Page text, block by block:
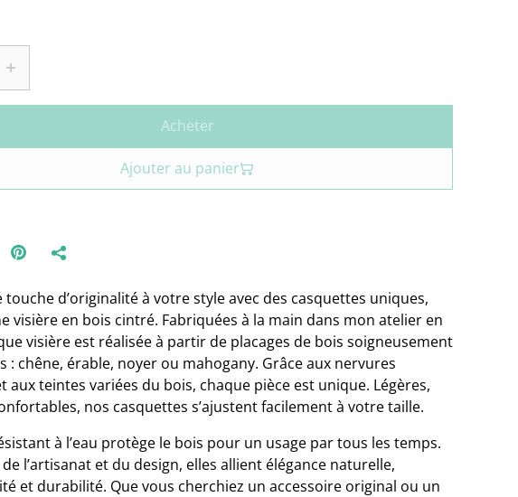
Acheter
Ajouter au panier
touche d’originalité à votre style avec des casquettes uniques,
visière en bois cintré. Fabriquées à la main dans mon atelier en
visière est réalisée à partir de placages de bois soigneusement
: chêne, érable, noyer ou mahogany. Grâce aux nervures
aux teintes variées du bois, chaque pièce est unique. Légères,
nos casquettes s’ajustent facilement à votre taille.
à l’eau protège le bois pour un usage par tous les temps.
l’artisanat et du design, elles allient élégance naturelle,
et durabilité. Que vous cherchiez un accessoire original ou un